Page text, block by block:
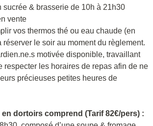
sucrée & brasserie de 10h à 21h30
vente
vos thermos thé ou eau chaude (en
le soir au moment du règlement.
motivée disponible, travaillant
respecter les horaires de repas afin de ne
précieuses petites heures de
dortoirs comprend (Tarif 82€/pers) :